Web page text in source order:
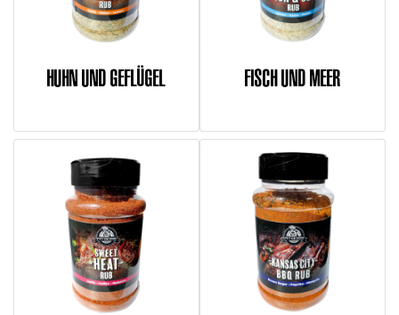
HUHN UND GEFLÜGEL FISCH UND MEER